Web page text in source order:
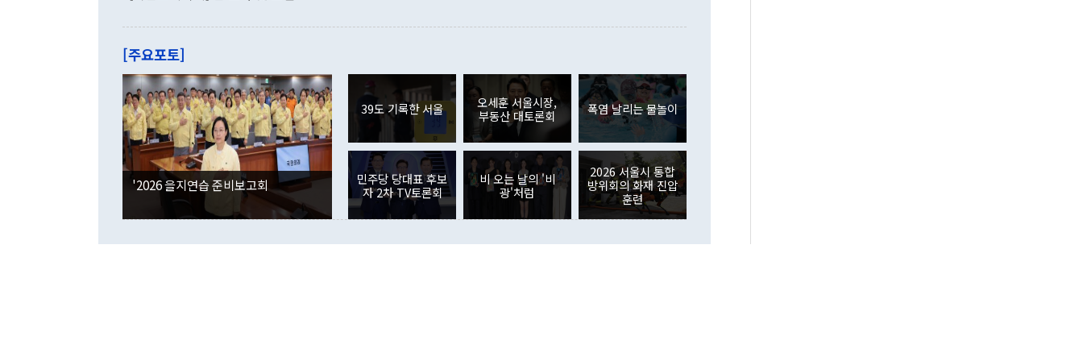
관은 업무보고 사후 브리핑에서 정 장관이 언급한 '4자 회담'에 대해 "이상
이 9월 러시아 블라디보스토크에서 열리는 '동방경제포럼(EEF)'을 언급하
며 "정부 차원에서 (참석을) 검토하고 있다"고 발언한 데 대해서도 조 장관
은 "그것은 외교부의 몫"이라며 "아직 거기까지 진도가 나가지 않았다"고
잘랐다. 정 장관이 이날 소개한 대북 구상과 설명은 정부 내 조율을 거치지
않았다는 점에서 문제가 있다. 특히 주적 표현 대체와 국호 사용, 9·19 군
사합의 복원, 4자회담 추진 등은 통일부 장관이 결정할 사안이 아니어서 월
권이라는 지적이 나오고 있다. 이 대통령은 정 장관의 업무보고를 듣고 난
뒤 "여기 업무보고에 발표했다고 승인난 건 아니다"라고 재차 확인했다. 정
부의 한 소식통은 "정 장관의 발언 내용은 대부분 국가안전보장회의(NSC)
를 거쳐 결정된 사안이 아닌 정 장관의 개인적 생각에 가깝다"며 "안보 관
련 부처 장관이 정부의 공식 정책이 아닌 사안을 추진하겠다고 업무보고를
하고 대통령의 면전에서 '국군통수권자가 나서야 한다'고 주장한 것은 심각
는 배당수입이 늘어난 데다 전월 분기배당에 따른 기저효과로 배당지급이
였던 올해 3월(369억9000만달러)을 넘어선 것이다. 직접투자에서는 내국
인의 해외투자가 80억1000만달러, 외국인의 국내투자가 46억3000만달러
각각 증가했다. 증권투자에서는 외국인의 국내 주식 매도세가 이어졌다. 외
국인의 국내 주식 투자는 차익실현 매도 등의 영향으로 316억1000만달러
감소하며 전월(-310억5000만달러)에 이어 역대 최대 순매도 기록을 다시
경신했다. 외국인의 국내 채권투자는 세계국채지수(WGBI) 자금 유입에도
분기 말 만기도래 영향으로 증가 폭이 줄어든 52억9000만달러를 기록했
다. 내국인의 해외 증권투자는 주식을 중심으로 35억6000만달러 증가했
다. eoyn2@newspim.com
[주요포토]
'2026 을지연습 준비보고회
39도 기록한 서울
오세훈 서울시장,
부동산 대토론회
폭염 날리는 물놀이
민주당 당대표 후보
자 2차 TV토론회
비 오는 날의 '비
광'처럼
2026 서울시 통합
방위회의 화재 진압
훈련